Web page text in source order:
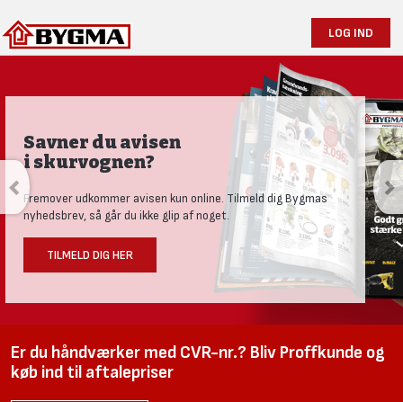
LOG IND
Savner du avisen
i skurvognen?
Fremover udkommer avisen kun online. Tilmeld dig Bygmas
nyhedsbrev, så går du ikke glip af noget.
TILMELD DIG HER
Er du håndværker med CVR-nr.? Bliv Proffkunde og
køb ind til aftalepriser